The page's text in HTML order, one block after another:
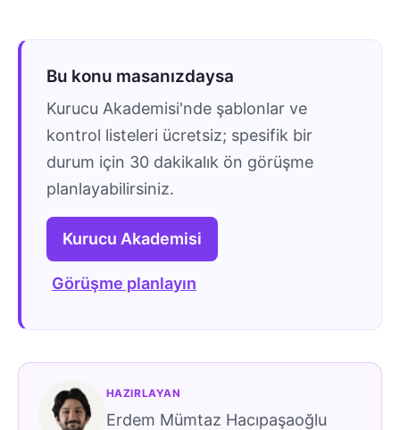
Bu konu masanızdaysa
Kurucu Akademisi'nde şablonlar ve
kontrol listeleri ücretsiz; spesifik bir
durum için 30 dakikalık ön görüşme
planlayabilirsiniz.
Kurucu Akademisi
Görüşme planlayın
HAZIRLAYAN
Erdem Mümtaz Hacıpaşaoğlu